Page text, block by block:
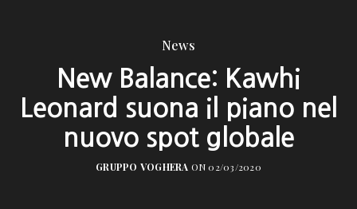
News
New Balance: Kawhi
Leonard suona il piano nel
nuovo spot globale
GRUPPO VOGHERA ON 02/03/2020